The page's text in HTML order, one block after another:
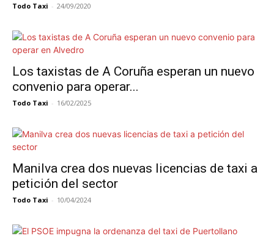
Todo Taxi - 24/09/2020
Los taxistas de A Coruña esperan un nuevo
convenio para operar...
Todo Taxi - 16/02/2025
Manilva crea dos nuevas licencias de taxi a
petición del sector
Todo Taxi - 10/04/2024